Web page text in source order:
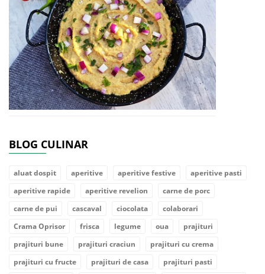
BLOG CULINAR
aluat dospit aperitive aperitive festive
aperitive pasti
aperitive rapide
aperitive revelion
carne de porc
carne de pui
cascaval ciocolata
colaborari
Crama Oprisor
frisca legume oua
prajituri
prajituri bune
prajituri craciun
prajituri cu crema
prajituri cu fructe
prajituri de casa
prajituri pasti